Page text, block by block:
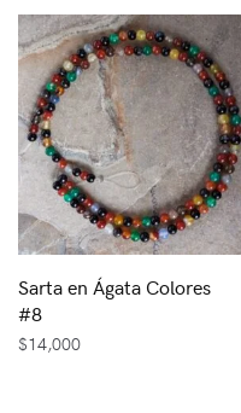
Sarta en Ágata Colores
#8
$14,000